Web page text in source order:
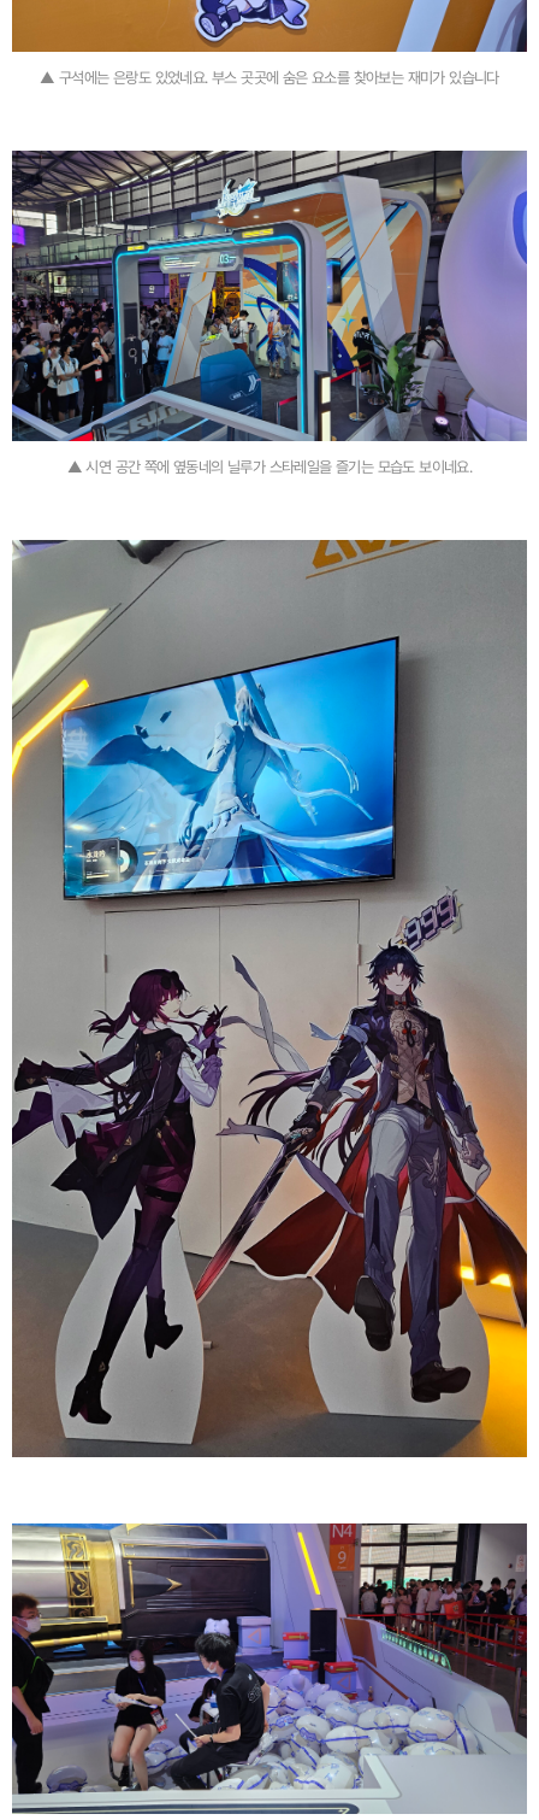
▲ 구석에는 은랑도 있었네요. 부스 곳곳에 숨은 요소를 찾아보는 재미가 있습니다
▲ 시연 공간 쪽에 옆동네의 닐루가 스타레일을 즐기는 모습도 보이네요.